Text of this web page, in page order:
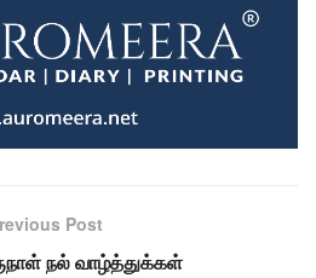
Post
நல் வாழ்த்துக்கள்